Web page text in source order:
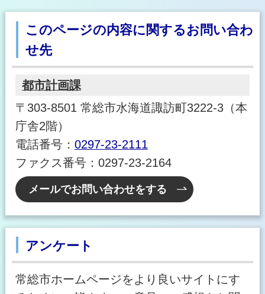
このページの内容に関するお問い合わ
せ先
都市計画課
〒303-8501 常総市水海道諏訪町3222-3（本
庁舎2階）
電話番号： 0297-23-2111
ファクス番号：0297-23-2164
メールでお問い合わせをする
アンケート
常総市ホームページをより良いサイトにす